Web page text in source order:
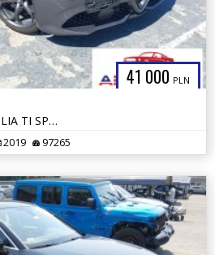
41 000 PLN
2019r., ALFA ROMEO GIULIA TI SPORT AWD, 2L, od ubezpieczalni
2019 97265